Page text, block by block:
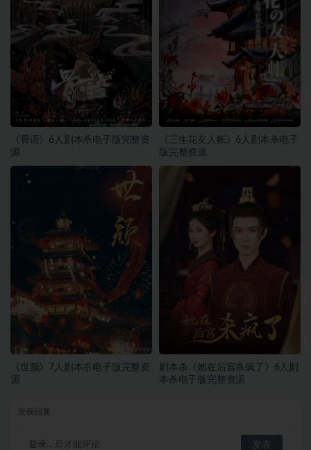
《骨语》6人剧本杀电子版完整资
源
《三生花友人帐》6人剧本杀电子
版完整资源
《世颜》7人剧本杀电子版完整资
源
剧本杀《她在后宫杀疯了》6人剧
本杀电子版完整资源
登录... 后才能评论